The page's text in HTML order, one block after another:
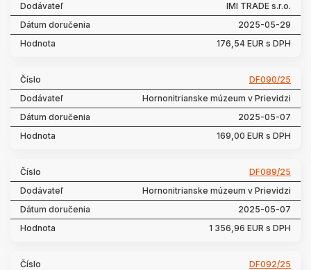
IMI TRADE s.r.o.
2025-05-29
176,54 EUR s DPH
DF090/25
Hornonitrianske múzeum v Prievidzi
2025-05-07
169,00 EUR s DPH
DF089/25
Hornonitrianske múzeum v Prievidzi
2025-05-07
1 356,96 EUR s DPH
DF092/25